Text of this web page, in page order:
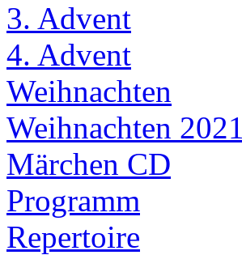
3. Advent
4. Advent
Weihnachten
Weihnachten 2021
Märchen CD
Programm
Repertoire